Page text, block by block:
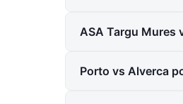
ASA Targu Mures
Porto vs Alverca